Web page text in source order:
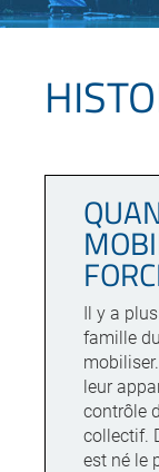
Il y a
famille
leur
contrôle
collectif.
est né le